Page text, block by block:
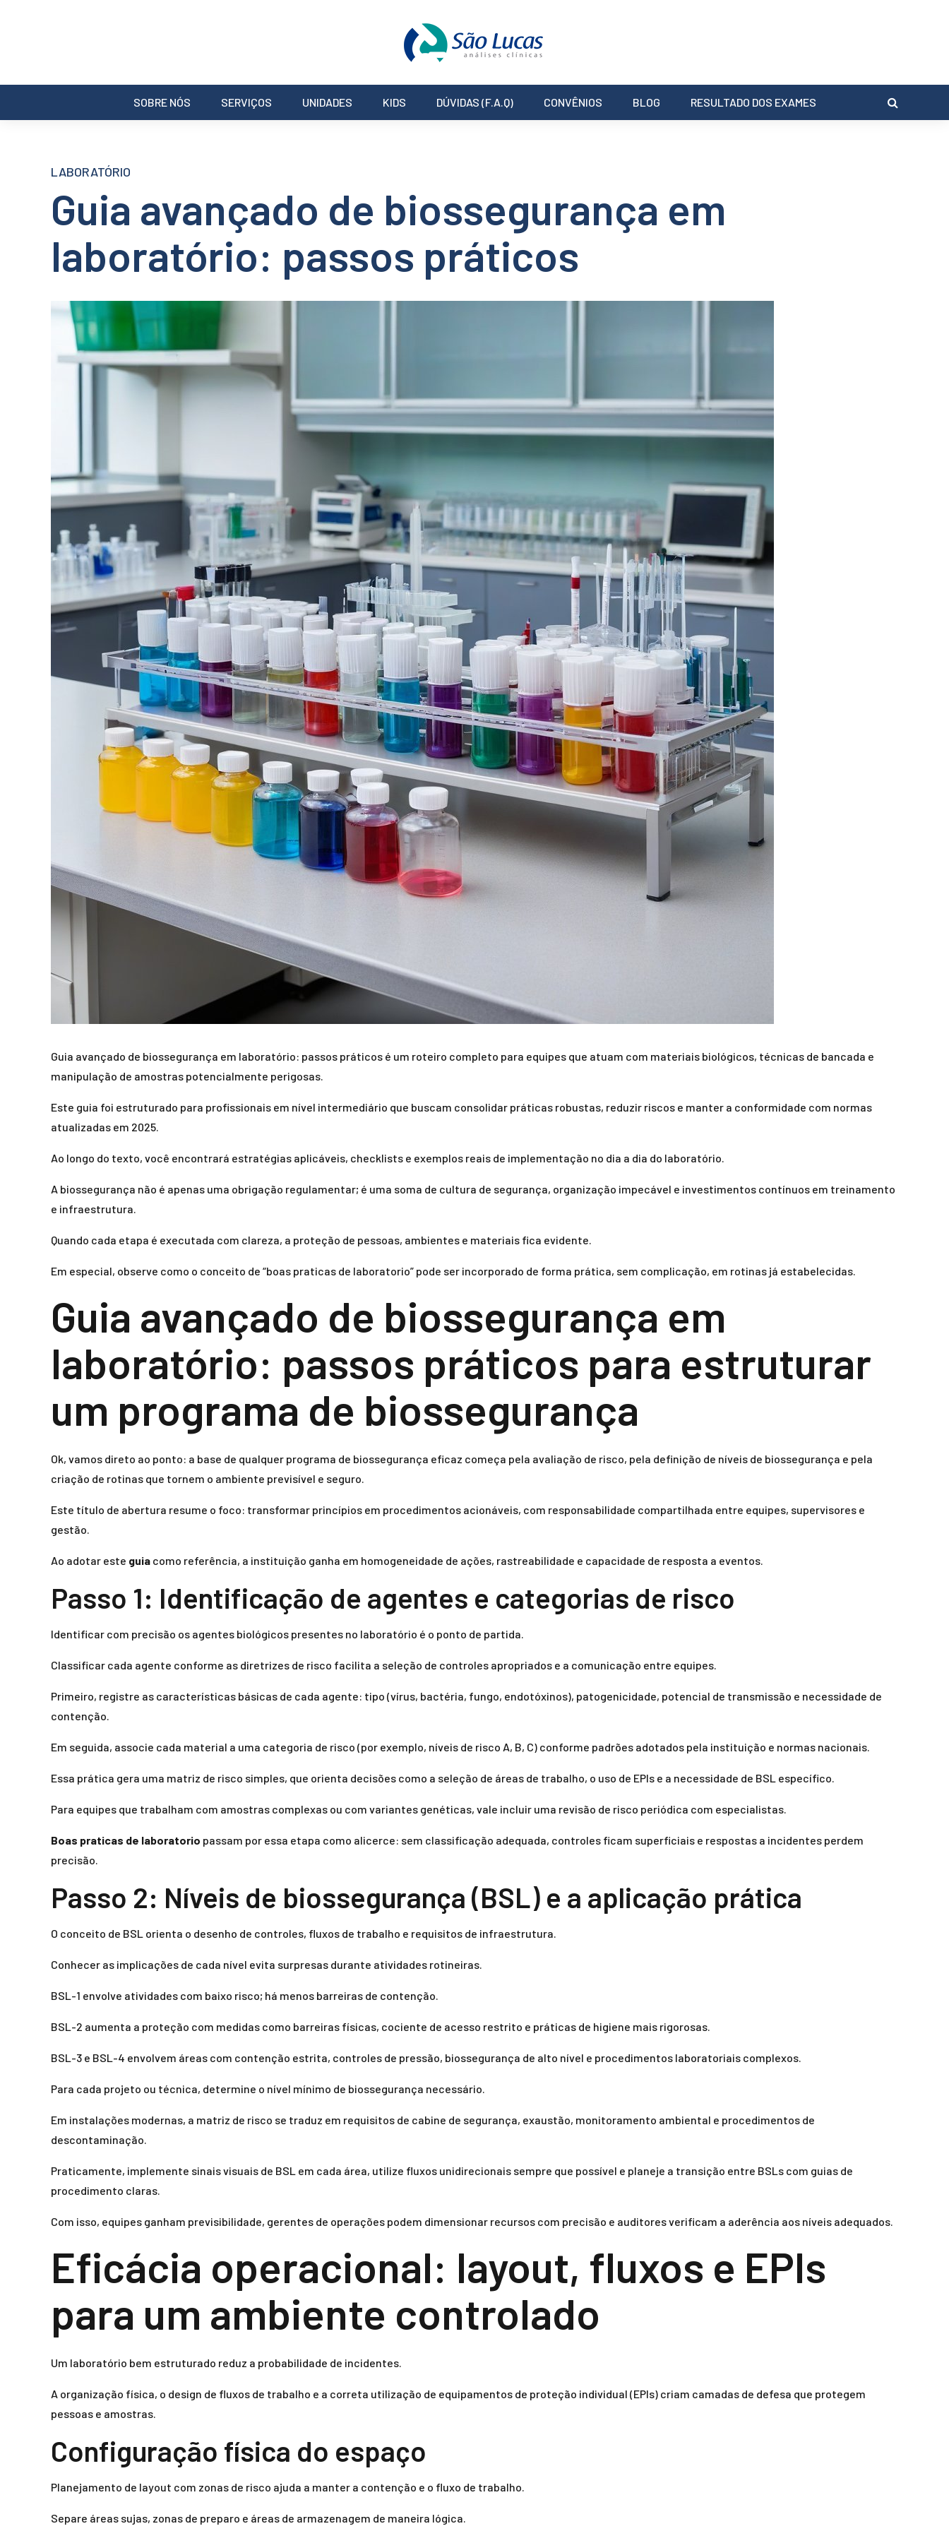
SOBRE NÓS SERVIÇOS UNIDADES KIDS DÚVIDAS (F.A.Q) CONVÊNIOS BLOG RESULTADO DOS EXAMES
LABORATÓRIO
Guia avançado de biossegurança em
laboratório: passos práticos
Guia avançado de biossegurança em laboratório: passos práticos é um roteiro completo para equipes que atuam com materiais biológicos, técnicas de bancada e
manipulação de amostras potencialmente perigosas.
Este guia foi estruturado para profissionais em nível intermediário que buscam consolidar práticas robustas, reduzir riscos e manter a conformidade com normas
atualizadas em 2025.
Ao longo do texto, você encontrará estratégias aplicáveis, checklists e exemplos reais de implementação no dia a dia do laboratório.
A biossegurança não é apenas uma obrigação regulamentar; é uma soma de cultura de segurança, organização impecável e investimentos contínuos em treinamento
e infraestrutura.
Quando cada etapa é executada com clareza, a proteção de pessoas, ambientes e materiais fica evidente.
Em especial, observe como o conceito de “boas praticas de laboratorio” pode ser incorporado de forma prática, sem complicação, em rotinas já estabelecidas.
Guia avançado de biossegurança em
laboratório: passos práticos para estruturar
um programa de biossegurança
Ok, vamos direto ao ponto: a base de qualquer programa de biossegurança eficaz começa pela avaliação de risco, pela definição de níveis de biossegurança e pela
criação de rotinas que tornem o ambiente previsível e seguro.
Este título de abertura resume o foco: transformar princípios em procedimentos acionáveis, com responsabilidade compartilhada entre equipes, supervisores e
gestão.
Ao adotar este guia como referência, a instituição ganha em homogeneidade de ações, rastreabilidade e capacidade de resposta a eventos.
Passo 1: Identificação de agentes e categorias de risco
Identificar com precisão os agentes biológicos presentes no laboratório é o ponto de partida.
Classificar cada agente conforme as diretrizes de risco facilita a seleção de controles apropriados e a comunicação entre equipes.
Primeiro, registre as características básicas de cada agente: tipo (vírus, bactéria, fungo, endotóxi­nos), patogenicidade, potencial de transmissão e necessidade de
contenção.
Em seguida, associe cada material a uma categoria de risco (por exemplo, níveis de risco A, B, C) conforme padrões adotados pela instituição e normas nacionais.
Essa prática gera uma matriz de risco simples, que orienta decisões como a seleção de áreas de trabalho, o uso de EPIs e a necessidade de BSL específico.
Para equipes que trabalham com amostras complexas ou com variantes genéticas, vale incluir uma revisão de risco periódica com especialistas.
Boas praticas de laboratorio passam por essa etapa como alicerce: sem classificação adequada, controles ficam superficiais e respostas a incidentes perdem
precisão.
Passo 2: Níveis de biossegurança (BSL) e a aplicação prática
O conceito de BSL orienta o desenho de controles, fluxos de trabalho e requisitos de infraestrutura.
Conhecer as implicações de cada nível evita surpresas durante atividades rotineiras.
BSL-1 envolve atividades com baixo risco; há menos barreiras de contenção.
BSL-2 aumenta a proteção com medidas como barreiras físicas, cociente de acesso restrito e práticas de higiene mais rigorosas.
BSL-3 e BSL-4 envolvem áreas com contenção estrita, controles de pressão, biossegurança de alto nível e procedimentos laboratoriais complexos.
Para cada projeto ou técnica, determine o nível mínimo de biossegurança necessário.
Em instalações modernas, a matriz de risco se traduz em requisitos de cabine de segurança, exaustão, monitoramento ambiental e procedimentos de
descontaminação.
Praticamente, implemente sinais visuais de BSL em cada área, utilize fluxos unidirecionais sempre que possível e planeje a transição entre BSLs com guias de
procedimento claras.
Com isso, equipes ganham previsibilidade, gerentes de operações podem dimensionar recursos com precisão e auditores verificam a aderência aos níveis adequados.
Eficácia operacional: layout, fluxos e EPIs
para um ambiente controlado
Um laboratório bem estruturado reduz a probabilidade de incidentes.
A organização física, o design de fluxos de trabalho e a correta utilização de equipamentos de proteção individual (EPIs) criam camadas de defesa que protegem
pessoas e amostras.
Configuração física do espaço
Planejamento de layout com zonas de risco ajuda a manter a contenção e o fluxo de trabalho.
Separe áreas sujas, zonas de preparo e áreas de armazenagem de maneira lógica.